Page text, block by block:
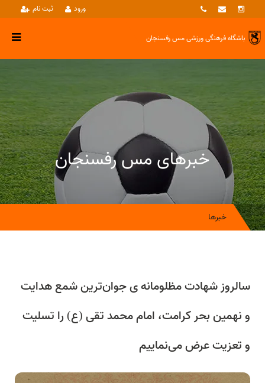
ثبت نام ورود
باشگاه فرهنگی ورزشیمس رفسنجان
خبرهای مس رفسنجان
خبرها
سالروز شهادت مظلومانه ی جوان‌ترین شمع هدایت
و نهمین بحر کرامت، امام محمد تقی (ع) را تسلیت
و تعزیت عرض می‌نماییم